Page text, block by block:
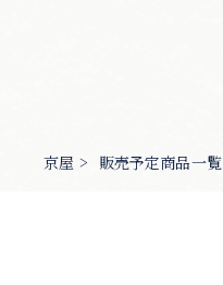
京屋 > 販売予定商品一覧